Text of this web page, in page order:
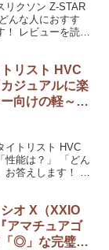
リクソン Z-STAR
んな人におすす
！ レビューを読ん
リスト HVC
ジュアルに楽
向けの軽～い
イトリスト HVC
性能は？」 「どん
お答えします！ レ
オ X（XXIO
アマチュアゴ
◎」な完璧ボ